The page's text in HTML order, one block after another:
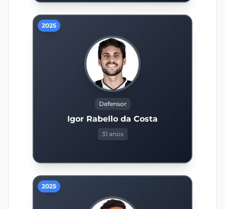
2025
Defensor
Igor Rabello da Costa
31 anos
2025